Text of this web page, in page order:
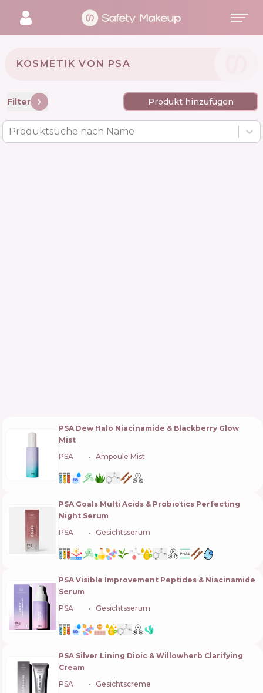
KOSMETIK VON PSA 🇸🇬
Filter Produkt hinzufügen
Produktsuche nach Name
PSA Dew Halo Niacinamide & Blackberry Glow
Mist
PSA
Ampoule Mist
PSA Goals Multi Acids & Probiotics Perfecting
Night Serum
PSA
Gesichtsserum
PSA Visible Improvement Peptides & Niacinamide
Serum
PSA
Gesichtsserum
PSA Silver Lining Dioic & Willowherb Clarifying
Cream
PSA
Gesichtscreme